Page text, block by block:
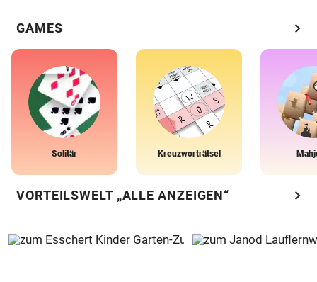
GAMES chevron_right
Solitär Kreuzworträtsel
VORTEILSWELT „ALLE ANZEIGEN“ chevron_right